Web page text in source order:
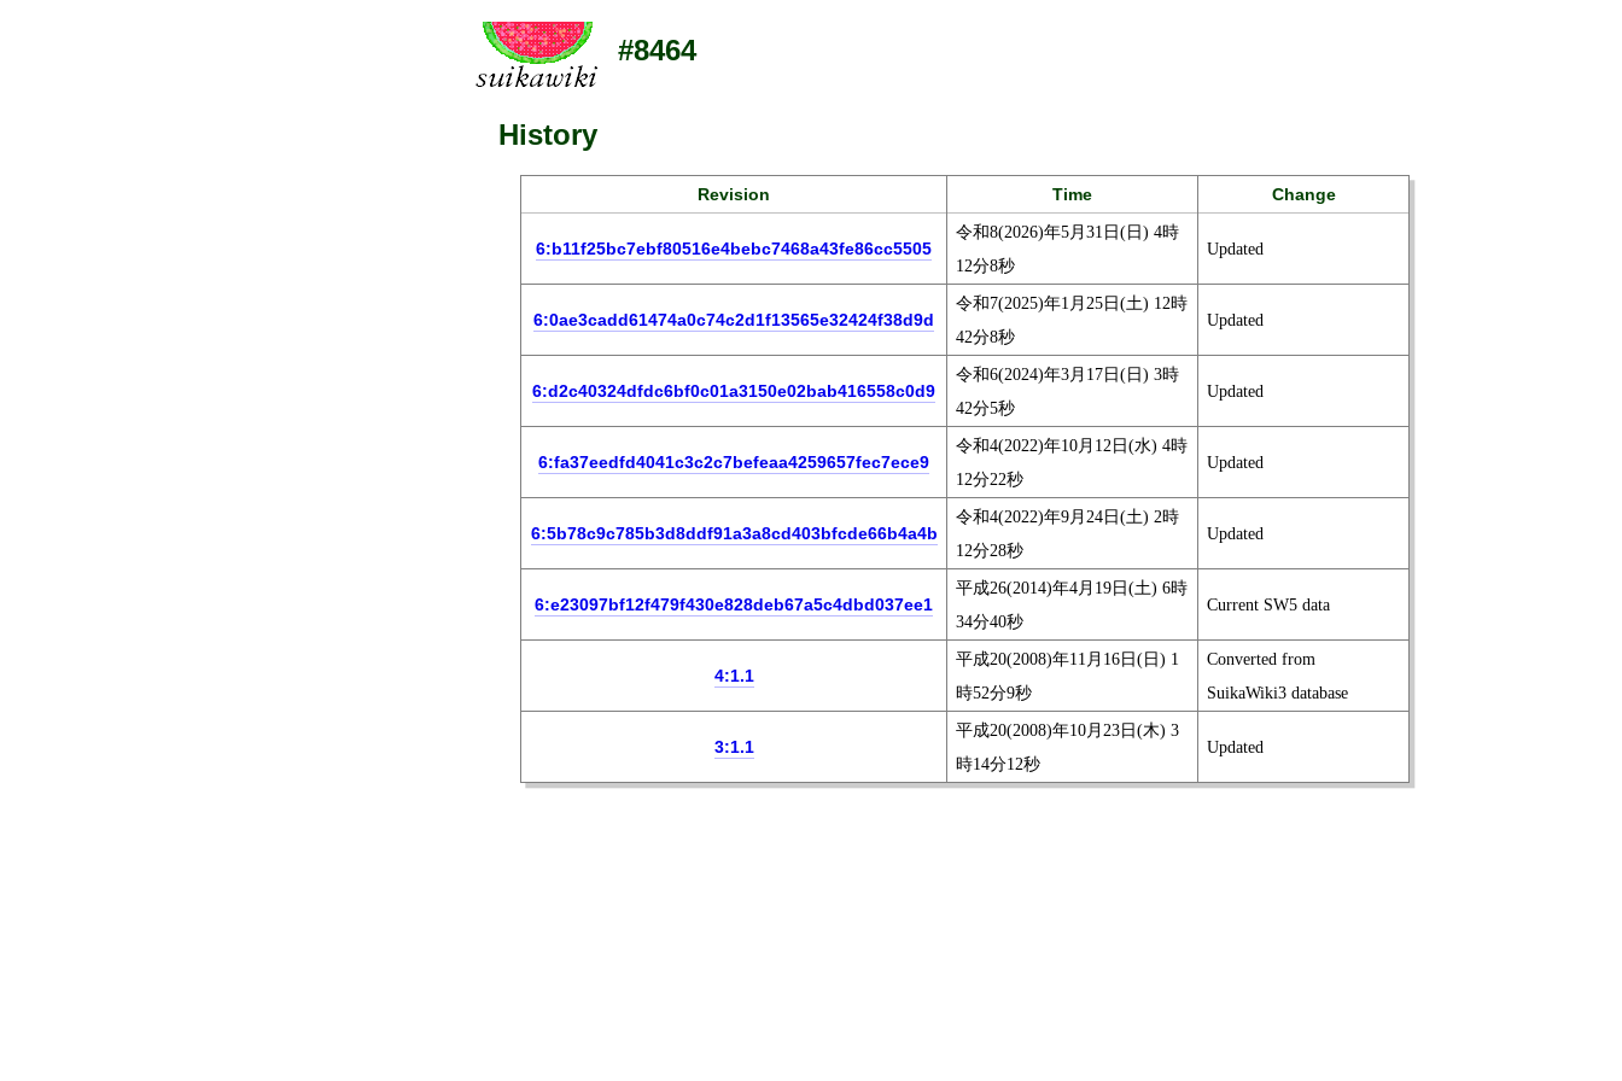
#8464
History
Revision Time Change
6:b11f25bc7ebf80516e4bebc7468a43fe86cc5505
令和8(2026)年5月31日(日) 4時
12分8秒
Updated
6:0ae3cadd61474a0c74c2d1f13565e32424f38d9d
令和7(2025)年1月25日(土) 12時
42分8秒
Updated
6:d2c40324dfdc6bf0c01a3150e02bab416558c0d9
令和6(2024)年3月17日(日) 3時
42分5秒
Updated
6:fa37eedfd4041c3c2c7befeaa4259657fec7ece9
令和4(2022)年10月12日(水) 4時
12分22秒
Updated
6:5b78c9c785b3d8ddf91a3a8cd403bfcde66b4a4b
令和4(2022)年9月24日(土) 2時
12分28秒
Updated
6:e23097bf12f479f430e828deb67a5c4dbd037ee1
平成26(2014)年4月19日(土) 6時
34分40秒
Current SW5 data
4:1.1
平成20(2008)年11月16日(日) 1
時52分9秒
Converted from
SuikaWiki3 database
3:1.1
平成20(2008)年10月23日(木) 3
時14分12秒
Updated